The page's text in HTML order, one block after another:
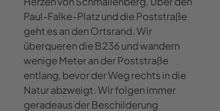
Paul-Falke-Platz und die Poststraße
geht es an den Ortsrand. Wir
überqueren die B 236 und wandern
wenige Meter an der Poststraße
entlang, bevor der Weg rechts in die
Natur abzweigt. Wir folgen immer
geradeaus der Beschilderung